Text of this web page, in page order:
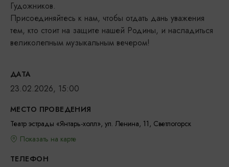
Гудожников.
Присоединяйтесь к нам, чтобы отдать дань уважения
тем, кто стоит на защите нашей Родины, и насладиться
великолепным музыкальным вечером!
ДАТА
23.02.2026, 15:00
МЕСТО ПРОВЕДЕНИЯ
Театр эстрады «Янтарь-холл», ул. Ленина, 11, Светлогорск
Показать на карте
ТЕЛЕФОН